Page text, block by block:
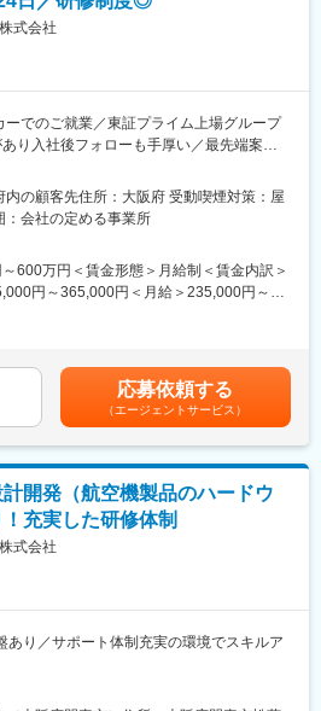
る業務
、国内生産活動行うための生産設備の機
員構成ですが、多岐にわたるクライアン
、新たな業界への事業拡大を図る計画を
す。
な価値観を持った個の集まりが小さな労力
よう」ですが、共感できる方の応募をお待
式会社
ーでのご就業／東証プライム上場グループ
り入社後フォローも手厚い／最先端案件
LabVIEW、半田ごて、オシロスコープ、デ
ール
です。
ランに基づく、対話を重視した配属決定プ
内の顧客先住所：大阪府 受動喫煙対策：屋
：会社の定める事業所
600万円＜賃金形態＞月給制＜賃金内訳＞
円～365,000円＜月給＞235,000円～
業手当：残業時間に応じて別途支給賃金
額であり、選考を通じて上下する可能性が
固定手当を含めた表記です。
応募依頼する
（エージェントサービス）
計開発（航空機製品のハードウ
充実した研修体制
式会社
あり／サポート体制充実の環境でスキルア